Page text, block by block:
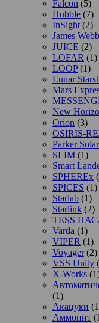
Falcon (5)
Hubble (7)
InSight (2)
James Webb
JUICE (2)
LOFAR (1)
LOOP(1)
Lunar
Mars
New
Orion (3)
OSIRIS-
Parker
SLIM (1)
Smart
SPHEREx
SPICES (1)
Starlab (1)
Starlink (2)
TESS
Varda (1)
VIPER (1)
Voyager(2)
VSS Unity
X-Works
(1)
Акацуки
Аммонит